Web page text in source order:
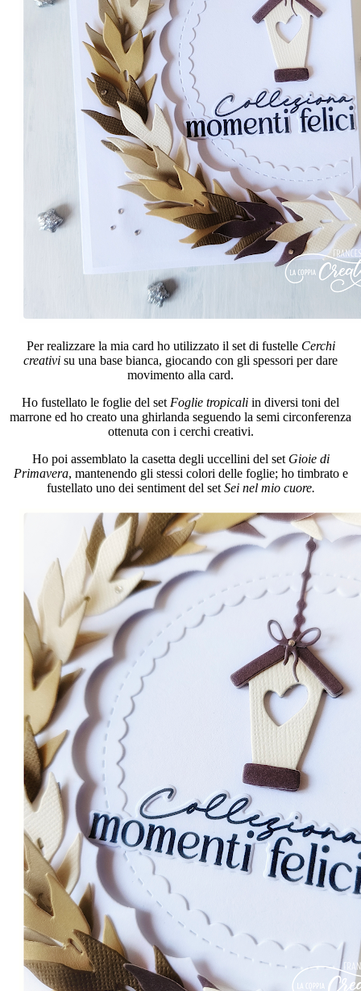
Per realizzare la mia card ho utilizzato il set di fustelle Cerchi
creativi su una base bianca, giocando con gli spessori per dare
movimento alla card.
Ho fustellato le foglie del set Foglie tropicali in diversi toni del
marrone ed ho creato una ghirlanda seguendo la semi circonferenza
ottenuta con i cerchi creativi.
Ho poi assemblato la casetta degli uccellini del set Gioie di
Primavera, mantenendo gli stessi colori delle foglie; ho timbrato e
fustellato uno dei sentiment del set Sei nel mio cuore.